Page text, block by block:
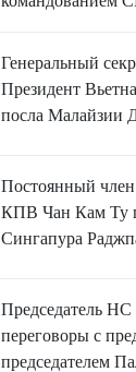
Генеральный
Президент
посла Малайзии
Постоянный
КПВ Чан Кам Ту
Сингапура
Председатель
переговоры с
председателем